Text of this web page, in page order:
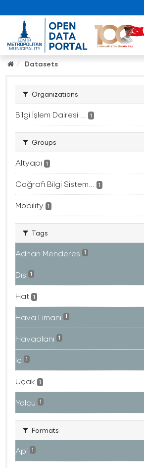
Datasets
Organizations
Bilgi İşlem Dairesi ... 1
Groups
Altyapı 1
Coğrafi Bilgi Sistem... 1
Mobility 1
Tags
Adnan Menderes 1
Dış 1
Hat 1
Hava Limanı 1
Havaalanı 1
Iç 1
Uçak 1
Yolcu 1
Formats
Api 1